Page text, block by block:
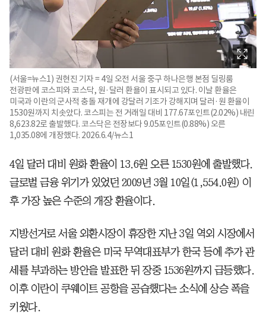
(서울=뉴스1) 권현진 기자 = 4일 오전 서울 중구 하나은행 본점 딜링룸
전광판에 코스피와 코스닥, 원·달러 환욜이 표시되고 있다. 이날 환율은
미국과 이란의 군사적 충돌 재개에 강달러 기조가 강해지며 달러·원 환율이
1530원까지 치솟았다. 코스피는 전 거래일 대비 177.67포인트(2.02%) 내린
8,623.82로 출발했다. 코스닥은 전장보다 9.05포인트(0.88%) 오른
1,035.08에 개장했다. 2026.6.4/뉴스1
4일 달러 대비 원화 환율이 13.6원 오른 1530원에 출발했다.
글로벌 금융 위기가 있었던 2009년 3월 10일(1,554.0원) 이
후 가장 높은 수준의 개장 환율이다.
지방선거로 서울 외환시장이 휴장한 지난 3일 역외 시장에서
달러 대비 원화 환율은 미국 무역대표부가 한국 등에 추가 관
세를 부과하는 방안을 발표한 뒤 장중 1536원까지 급등했다.
이후 이란이 쿠웨이트 공항을 공습했다는 소식에 상승 폭을
키웠다.